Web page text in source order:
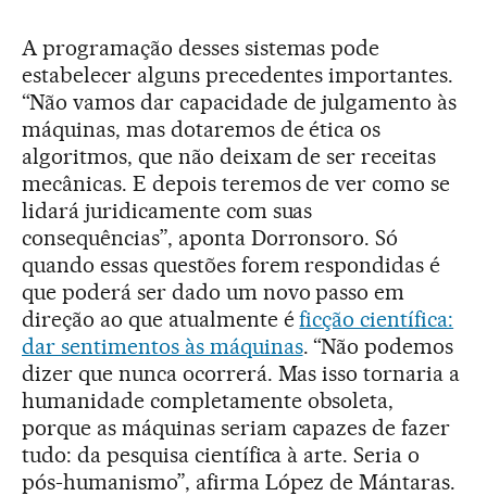
A programação desses sistemas pode
estabelecer alguns precedentes importantes.
“Não vamos dar capacidade de julgamento às
máquinas, mas dotaremos de ética os
algoritmos, que não deixam de ser receitas
mecânicas. E depois teremos de ver como se
lidará juridicamente com suas
consequências”, aponta Dorronsoro. Só
quando essas questões forem respondidas é
que poderá ser dado um novo passo em
direção ao que atualmente éficção científica:
dar sentimentos às máquinas. “Não podemos
dizer que nunca ocorrerá. Mas isso tornaria a
humanidade completamente obsoleta,
porque as máquinas seriam capazes de fazer
tudo: da pesquisa científica à arte. Seria o
pós-humanismo”, afirma López de Mántaras.